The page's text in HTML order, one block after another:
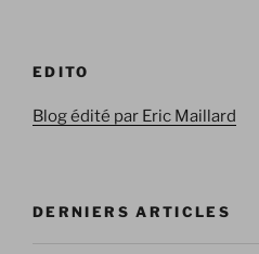
EDITO
Blog édité par Eric Maillard
DERNIERS ARTICLES